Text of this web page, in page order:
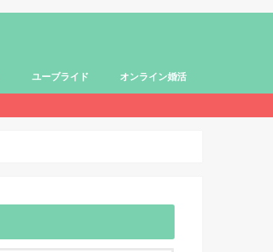
ユーブライド オンライン婚活